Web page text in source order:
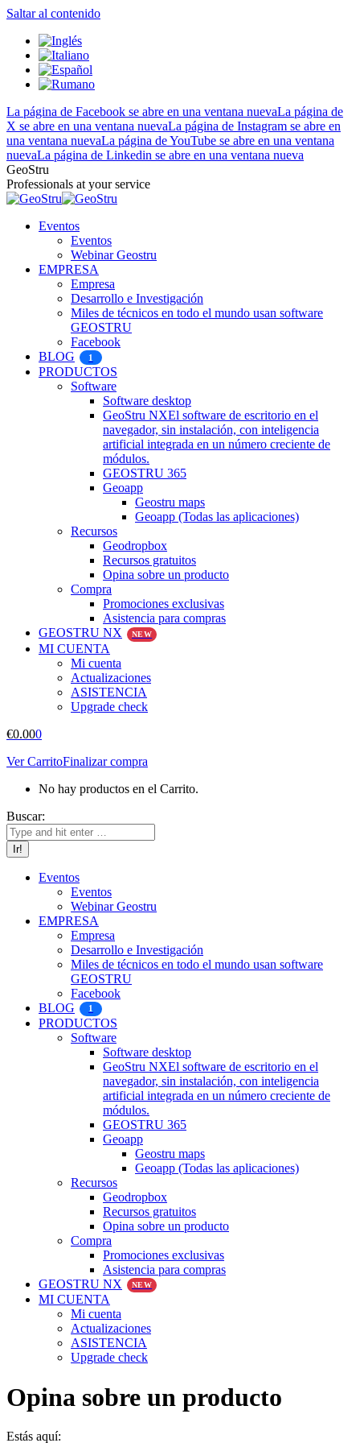
Saltar al contenido
La página de Facebook se abre en una ventana nuevaLa página de
X se abre en una ventana nuevaLa página de Instagram se abre en
una ventana nuevaLa página de YouTube se abre en una ventana
nuevaLa página de Linkedin se abre en una ventana nueva
GeoStru
Professionals at your service
Eventos
Eventos
Webinar Geostru
EMPRESA
Empresa
Desarrollo e Investigación
Miles de técnicos en todo el mundo usan software
GEOSTRU
Facebook
BLOG
1
PRODUCTOS
Software
Software desktop
GeoStru NXEl software de escritorio en el
navegador, sin instalación, con inteligencia
artificial integrada en un número creciente de
módulos.
GEOSTRU 365
Geoapp
Geostru maps
Geoapp (Todas las aplicaciones)
Recursos
Geodropbox
Recursos gratuitos
Opina sobre un producto
Compra
Promociones exclusivas
Asistencia para compras
GEOSTRU NX
NEW
MI CUENTA
Mi cuenta
Actualizaciones
ASISTENCIA
Upgrade check
€0.000
Ver CarritoFinalizar compra
No hay productos en el Carrito.
Buscar:
Eventos
Eventos
Webinar Geostru
EMPRESA
Empresa
Desarrollo e Investigación
Miles de técnicos en todo el mundo usan software
GEOSTRU
Facebook
BLOG
1
PRODUCTOS
Software
Software desktop
GeoStru NXEl software de escritorio en el
navegador, sin instalación, con inteligencia
artificial integrada en un número creciente de
módulos.
GEOSTRU 365
Geoapp
Geostru maps
Geoapp (Todas las aplicaciones)
Recursos
Geodropbox
Recursos gratuitos
Opina sobre un producto
Compra
Promociones exclusivas
Asistencia para compras
GEOSTRU NX
NEW
MI CUENTA
Mi cuenta
Actualizaciones
ASISTENCIA
Upgrade check
Opina sobre un producto
Estás aquí: